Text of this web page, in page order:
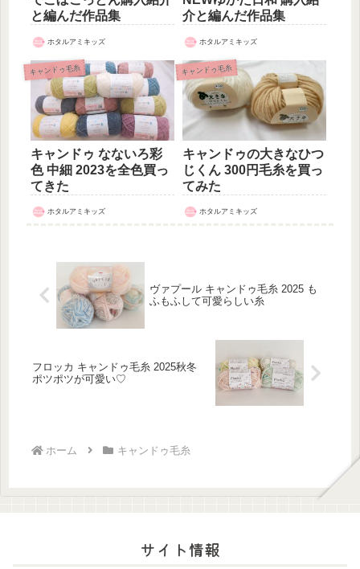
と編んだ作品集
ホタルアミキッズ
介と編んだ作品集
ホタルアミキッズ
キャンドゥ毛糸
キャンドゥ なないろ彩
色 中細 2023を全色買っ
てきた
ホタルアミキッズ
キャンドゥ毛糸
キャンドゥの大きなひつ
じくん 300円毛糸を買っ
てみた
ホタルアミキッズ
ヴァプール キャンドゥ毛糸 2025 も
ふもふして可愛らしい糸
フロッカ キャンドゥ毛糸 2025秋冬
ポツポツが可愛い♡
ホーム キャンドゥ毛糸
サイト情報